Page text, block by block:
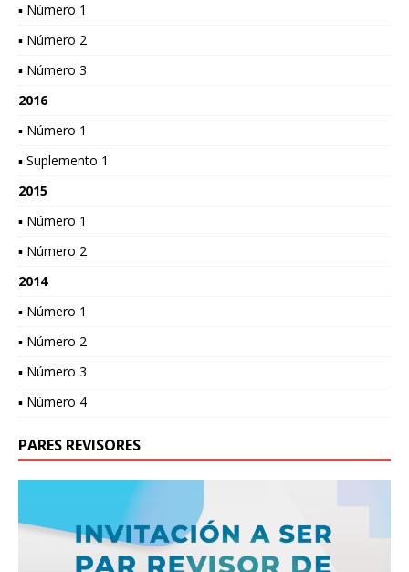
▪ Número 1
▪ Número 2
▪ Número 3
2016
▪ Número 1
▪ Suplemento 1
2015
▪ Número 1
▪ Número 2
2014
▪ Número 1
▪ Número 2
▪ Número 3
▪ Número 4
PARES REVISORES